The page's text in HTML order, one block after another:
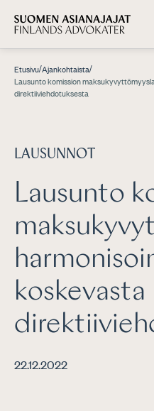
Etusivu/Ajankohtaista/
Lausunto komission
direktiiviehdotuksesta
LAUSUNNOT
Lausunto
koskevasta
22.12.2022